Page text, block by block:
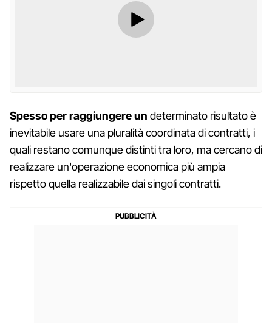
Spesso per raggiungere un determinato risultato è
inevitabile usare una pluralità coordinata di contratti, i
quali restano comunque distinti tra loro, ma cercano di
realizzare un'operazione economica più ampia
rispetto quella realizzabile dai singoli contratti.